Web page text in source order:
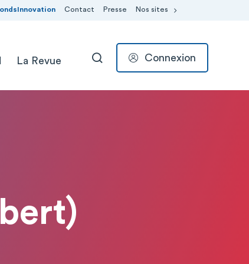
Contact Presse Nos sites
La Revue RECHERCHER
Connexion